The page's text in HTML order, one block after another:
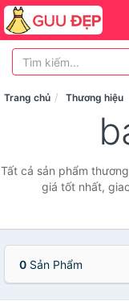
Trang chủ Thương hiệu
Tất cả sản phẩm
giá tốt nhất,
0 Sản Phẩm